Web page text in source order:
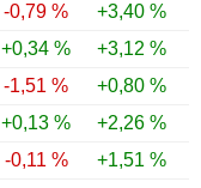
-0,79 % +3,40 %
+0,34 % +3,12 %
-1,51 % +0,80 %
+0,13 % +2,26 %
-0,11 % +1,51 %